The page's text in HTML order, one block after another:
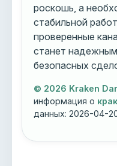
роскошь, а
стабильной
проверенные
станет
безопасных
© 2026 Kraken
информация о
данных:2026-04-